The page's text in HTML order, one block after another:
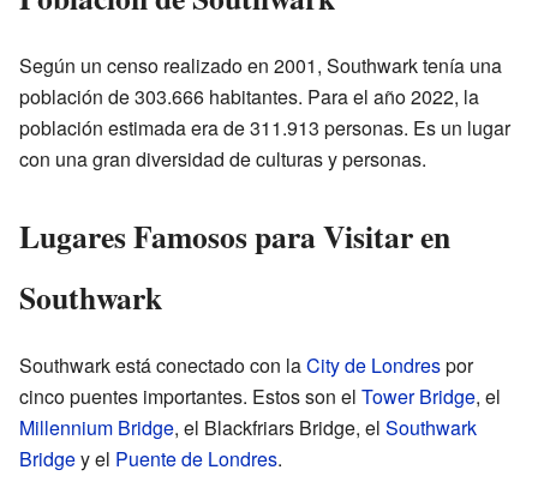
Según un censo realizado en 2001, Southwark tenía una
población de 303.666 habitantes. Para el año 2022, la
población estimada era de 311.913 personas. Es un lugar
con una gran diversidad de culturas y personas.
Lugares Famosos para Visitar en
Southwark
Southwark está conectado con laCity de Londrespor
cinco puentes importantes. Estos son el Tower Bridge, el
Millennium Bridge, el Blackfriars Bridge, el Southwark
Bridgey el Puente de Londres.